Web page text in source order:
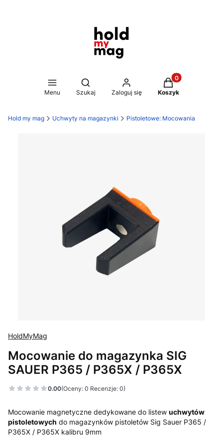
Menu
Otwórz wyszukiwarkę
Szukaj Zaloguj się
Produkty w
Koszyk
Hold my mag Uchwyty na magazynki Pistoletowe: Mocowania
HoldMyMag
Mocowanie do magazynka SIG
SAUER P365 / P365X / P365X
0.00(Oceny: 0 Recenzje: 0)
Mocowanie magnetyczne dedykowane do listew uchwytów
pistoletowych do magazynków pistoletów Sig Sauer P365 /
P365X / P365X kalibru 9mm